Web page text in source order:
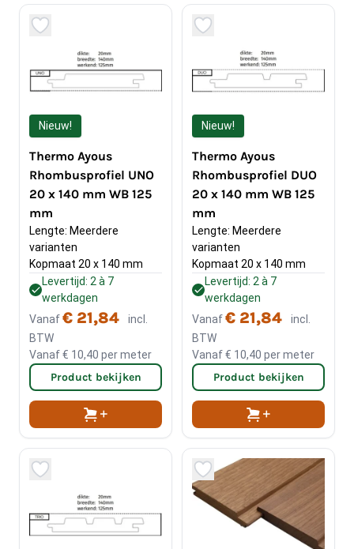
Nieuw!
Thermo Ayous
Rhombusprofiel UNO
20 x 140 mm WB 125
mm
Lengte: Meerdere
varianten
Kopmaat 20 x 140 mm
Levertijd: 2 à 7
werkdagen
Vanaf€ 21,84
incl.
BTW
Vanaf€ 10,40 per meter
Product bekijken
Nieuw!
Thermo Ayous
Rhombusprofiel DUO
20 x 140 mm WB 125
mm
Lengte: Meerdere
varianten
Kopmaat 20 x 140 mm
Levertijd: 2 à 7
werkdagen
Vanaf€ 21,84
incl.
BTW
Vanaf€ 10,40 per meter
Product bekijken